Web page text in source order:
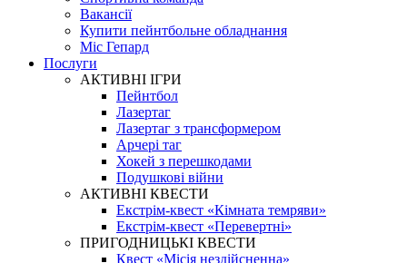
Вакансії
Купити пейнтбольне обладнання
Міс Гепард
Послуги
АКТИВНІ ІГРИ
Пейнтбол
Лазертаг
Лазертаг з трансформером
Арчері таг
Хокей з перешкодами
Подушкові війни
АКТИВНІ КВЕСТИ
Екстрім-квест «Кімната темряви»
Екстрім-квест «Перевертні»
ПРИГОДНИЦЬКІ КВЕСТИ
Квест «Місія нездійсненна»